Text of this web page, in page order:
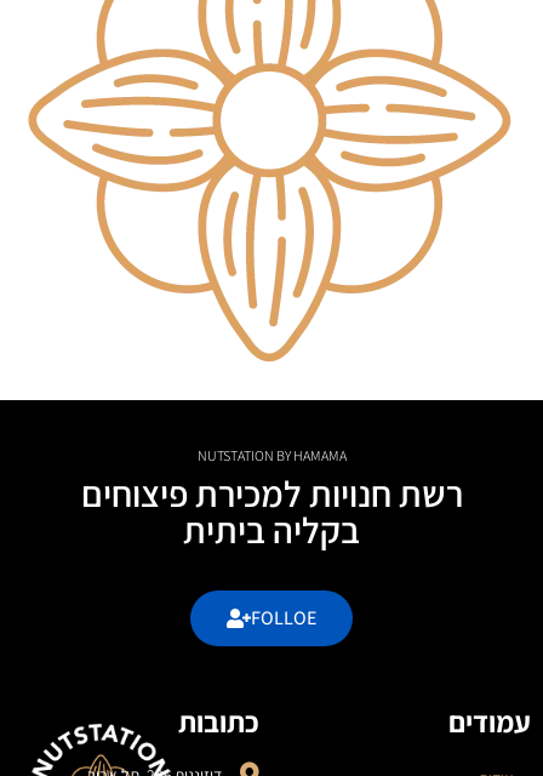
NUTSTATION BY HAMAMA
רשת חנויות למכירת פיצוחים
בקליה ביתית
FOLLOE
עמודים כתובות